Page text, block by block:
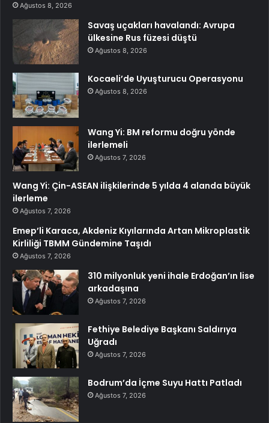
Ağustos 8, 2026
Savaş uçakları havalandı: Avrupa
ülkesine Rus füzesi düştü
Ağustos 8, 2026
Kocaeli’de Uyuşturucu Operasyonu
Ağustos 8, 2026
Wang Yi: BM reformu doğru yönde
ilerlemeli
Ağustos 7, 2026
Wang Yi: Çin-ASEAN ilişkilerinde 5 yılda 4 alanda büyük
ilerleme
Ağustos 7, 2026
Emep’li Karaca, Akdeniz Kıyılarında Artan Mikroplastik
Kirliliği TBMM Gündemine Taşıdı
Ağustos 7, 2026
310 milyonluk yeni ihale Erdoğan’ın lise
arkadaşına
Ağustos 7, 2026
Fethiye Belediye Başkanı Saldırıya
Uğradı
Ağustos 7, 2026
Bodrum’da İçme Suyu Hattı Patladı
Ağustos 7, 2026